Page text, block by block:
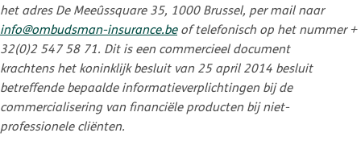
het adres De Meeûssquare 35, 1000 Brussel, per mail naar
info@ombudsman-insurance.beof telefonisch op het nummer +
32(0)2 547 58 71. Dit is een commercieel document
krachtens het koninklijk besluit van 25 april 2014 besluit
betreffende bepaalde informatieverplichtingen bij de
commercialisering van financiële producten bij niet-
professionele cliënten.